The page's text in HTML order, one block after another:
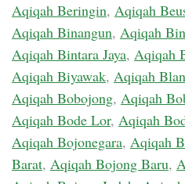
Aqiqah Beringin, Aqiqah
Aqiqah Binangun, Aqiqah
Aqiqah Bintara Jaya, Aqiqah
Aqiqah Biyawak, Aqiqah
Aqiqah Bobojong, Aqiqah
Aqiqah Bode Lor, Aqiqah
Aqiqah Bojonegara, Aqiqah
Barat, Aqiqah Bojong Baru,